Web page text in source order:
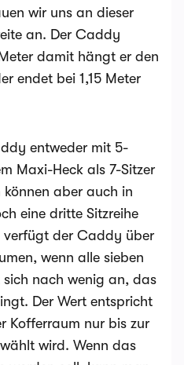
wir uns an dieser
an. Der Caddy
damit hängt er den
endet bei 1,15 Meter
entweder mit 5-
Maxi-Heck als 7-Sitzer
aber auch in
eine dritte Sitzreihe
verfügt der Caddy über
wenn alle sieben
sich nach wenig an, das
Der Wert entspricht
Kofferraum nur bis zur
wird. Wenn das